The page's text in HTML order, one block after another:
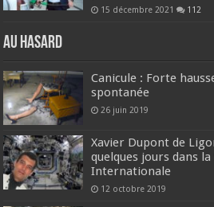
15 décembre 2021 112
Au hasard
Canicule : Forte
spontanée
26 juin 2019
Xavier Dupont de
quelques jours dans
Internationale
12 octobre 2019